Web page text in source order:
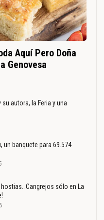
Aquí Pero Doña
Genovesa
su autora, la Feria y una
un banquete para 69.574
hostias…Cangrejos sólo en La